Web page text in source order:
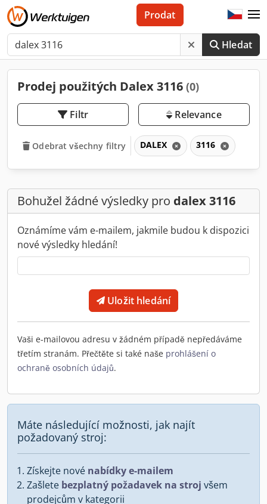
Hledat
Prodat
Prodej použitých Dalex 3116 (0)
Filtr Relevance
Odebrat všechny filtry DALEX 3116
Bohužel žádné výsledky pro dalex 3116
Oznámíme vám e-mailem, jakmile budou k dispozici
nové výsledky hledání!
Uložit hledání
Vaši e-mailovou adresu v žádném případě nepředáváme
třetím stranám. Přečtěte si také naše prohlášení o
ochraně osobních údajů.
Máte následující možnosti, jak najít
požadovaný stroj:
Získejte nové nabídky e-mailem
Zašlete bezplatný požadavek na stroj všem
prodejcům v kategorii